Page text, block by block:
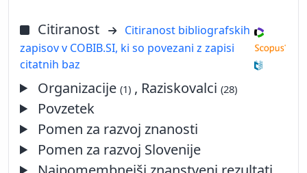
Citiranost
Citiranost bibliografskih
zapisov v COBIB.SI, ki so povezani z zapisi
citatnih baz
Organizacije(1) , Raziskovalci(28)
Povzetek
Pomen za razvoj znanosti
Pomen za razvoj Slovenije